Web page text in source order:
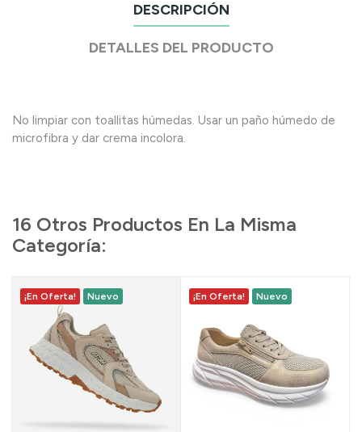
DESCRIPCIÓN
DETALLES DEL PRODUCTO
No limpiar con toallitas húmedas. Usar un paño húmedo de
microfibra y dar crema incolora.
16 Otros Productos En La Misma
Categoría:
¡En Oferta! Nuevo ¡En Oferta! Nuevo